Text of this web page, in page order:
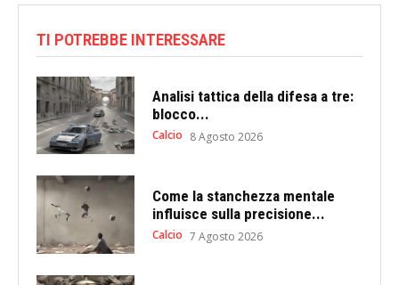
TI POTREBBE INTERESSARE
Analisi tattica della difesa a tre:
blocco...
Calcio 8 Agosto 2026
Come la stanchezza mentale
influisce sulla precisione...
Calcio 7 Agosto 2026